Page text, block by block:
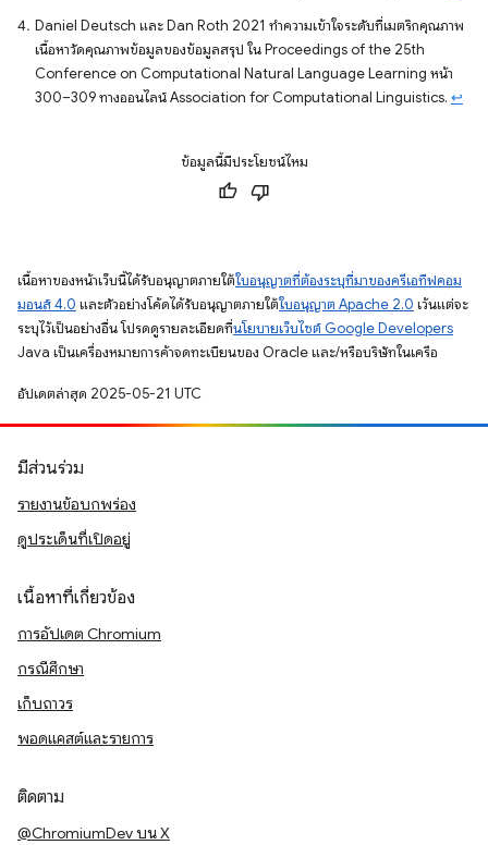
Daniel Deutsch และ Dan Roth 2021 ทำความเข้าใจระดับที่เมตริกคุณภาพ
เนื้อหาวัดคุณภาพข้อมูลของข้อมูลสรุป ใน Proceedings of the 25th
Conference on Computational Natural Language Learning หน้า
300–309 ทางออนไลน์ Association for Computational Linguistics. ↩
ข้อมูลนี้มีประโยชน์ไหม
เนื้อหาของหน้าเว็บนี้ได้รับอนุญาตภายใต้ใบอนุญาตที่ต้องระบุที่มาของครีเอทีฟคอม
มอนส์ 4.0 และตัวอย่างโค้ดได้รับอนุญาตภายใต้ใบอนุญาต Apache 2.0 เว้นแต่จะ
ระบุไว้เป็นอย่างอื่น โปรดดูรายละเอียดที่นโยบายเว็บไซต์ Google Developers
Java เป็นเครื่องหมายการค้าจดทะเบียนของ Oracle และ/หรือบริษัทในเครือ
อัปเดตล่าสุด 2025-05-21 UTC
มีส่วนร่วม
รายงานข้อบกพร่อง
ดูประเด็นที่เปิดอยู่
เนื้อหาที่เกี่ยวข้อง
การอัปเดต Chromium
กรณีศึกษา
เก็บถาวร
พอดแคสต์และรายการ
ติดตาม
@ChromiumDev บน X